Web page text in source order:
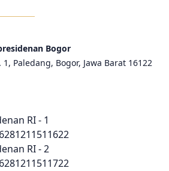
Bogor
1, Paledang, Bogor, Jawa Barat 16122
RI - 1
RI - 2